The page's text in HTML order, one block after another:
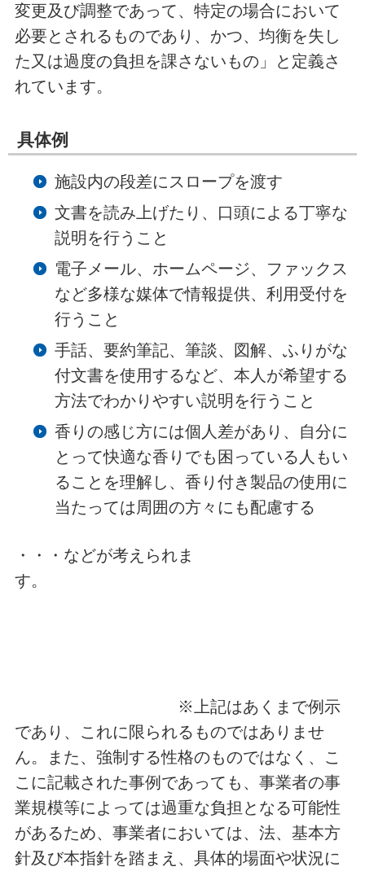
変更及び調整であって、特定の場合において
必要とされるものであり、かつ、均衡を失し
た又は過度の負担を課さないもの」と定義さ
れています。
具体例
施設内の段差にスロープを渡す
文書を読み上げたり、口頭による丁寧な
説明を行うこと
電子メール、ホームページ、ファックス
など多様な媒体で情報提供、利用受付を
行うこと
手話、要約筆記、筆談、図解、ふりがな
付文書を使用するなど、本人が希望する
方法でわかりやすい説明を行うこと
香りの感じ方には個人差があり、自分に
とって快適な香りでも困っている人もい
ることを理解し、香り付き製品の使用に
当たっては周囲の方々にも配慮する
・・・などが考えられま
す。
※上記はあくまで例示
であり、これに限られるものではありませ
ん。また、強制する性格のものではなく、こ
こに記載された事例であっても、事業者の事
業規模等によっては過重な負担となる可能性
があるため、事業者においては、法、基本方
針及び本指針を踏まえ、具体的場面や状況に